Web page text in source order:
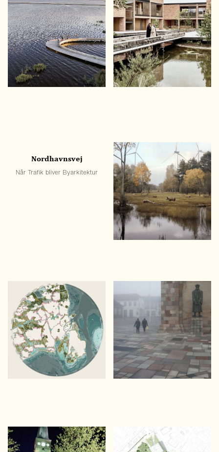
Filsø besøgssted
Udsigtsbro ved Danmarks
næststørste gendannede sø
Håndværkskollegiet i
Horsens
Et ’blåt’ campus på gamle
banearealer
Nordhavnsvej
Når Trafik bliver Byarkitektur
Vandets Veje: Kolindsund
Et landskab tilbage til fremtiden
Copenhagen Islands
En vision for naturbaseret
klimasikring af København
Ribe Domkirkeplads
En genforening af by og kirke
Aarhus Festuge Aarhus Musikhuspark